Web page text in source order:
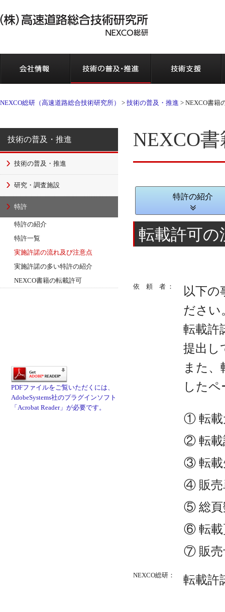
NEXCO総研（高速道路総合技術研究所） > 技術の普及・推進 > NEXCO書籍
NEXCO
特許の紹介
転載許可の
依 頼 者 ：
以下の
ださい
転載許
提出し
また
した
① 転載
② 転載
③ 転載
④ 販売
⑤ 総頁
⑥ 転載
⑦ 販売
NEXCO総研： 転載許
技術の普及・推進
技術の普及・推進
研究・調査施設
特許
特許の紹介
特許一覧
実施許諾の流れ及び注意点
実施許諾の多い特許の紹介
NEXCO書籍の転載許可
PDFファイルをご覧いただくには、
AdobeSystems社のプラグインソフト
「Acrobat Reader」が必要です。